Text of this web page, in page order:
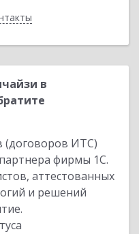
в
(договоров ИТС)
фирмы 1С.
аттестованных
и решений